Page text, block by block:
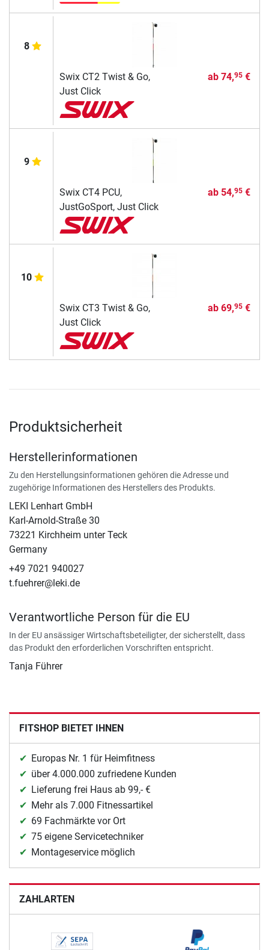
8
Swix CT2 Twist & Go,
Just Click
ab 74,95€
9
Swix CT4 PCU,
JustGoSport, Just Click
ab 54,95€
10
Swix CT3 Twist & Go,
Just Click
ab 69,95€
Produktsicherheit
Herstellerinformationen
Zu den Herstellungsinformationen gehören die Adresse und
zugehörige Informationen des Herstellers des Produkts.
LEKI Lenhart GmbH
Karl-Arnold-Straße 30
73221 Kirchheim unter Teck
Germany
+49 7021 940027
t.fuehrer@leki.de
Verantwortliche Person für die EU
In der EU ansässiger Wirtschaftsbeteiligter, der sicherstellt, dass
das Produkt den erforderlichen Vorschriften entspricht.
Tanja Führer
FITSHOP BIETET IHNEN
Europas Nr. 1 für Heimfitness
über 4.000.000 zufriedene Kunden
Lieferung frei Haus ab 99,- €
Mehr als 7.000 Fitnessartikel
69 Fachmärkte vor Ort
75 eigene Servicetechniker
Montageservice möglich
ZAHLARTEN